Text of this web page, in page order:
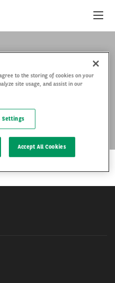
SUV
MAIS
to the storing of cookies on your
site usage, and assist in our
Settings
Accept All Cookies